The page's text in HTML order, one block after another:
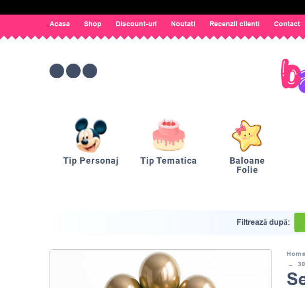
Acasa Shop Discount-uri Noutati Recenzii clienti Contact
Tip Personaj Tip Tematica
Baloane
Folie
Filtrează după:
Home